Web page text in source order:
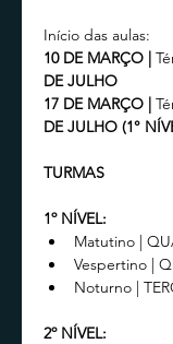
Início das aulas:
10 DE MARÇO |
DE JULHO
17 DE MARÇO |
DE JULHO (1°
TURMAS
1º NÍVEL:
Matutino |
Vespertino |
Noturno |
2º NÍVEL: